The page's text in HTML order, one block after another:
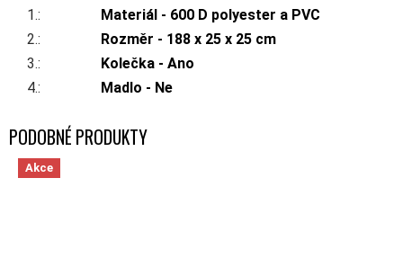
1.:
Materiál - 600 D polyester a PVC
2.:
Rozměr - 188 x 25 x 25 cm
3.:
Kolečka - Ano
4.: Madlo - Ne
Akce